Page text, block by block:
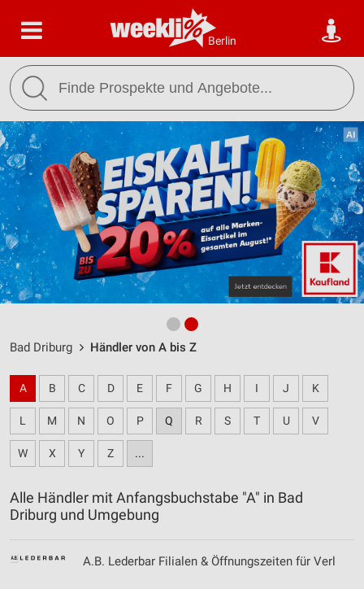
Berlin
Bad Driburg Händler von A bis Z
A B C D E F G H I J K
L M N O P Q R S T U V
W X Y Z ...
Alle Händler mit Anfangsbuchstabe "A" in Bad
Driburg und Umgebung
A.B. Lederbar Filialen & Öffnungszeiten für Verl